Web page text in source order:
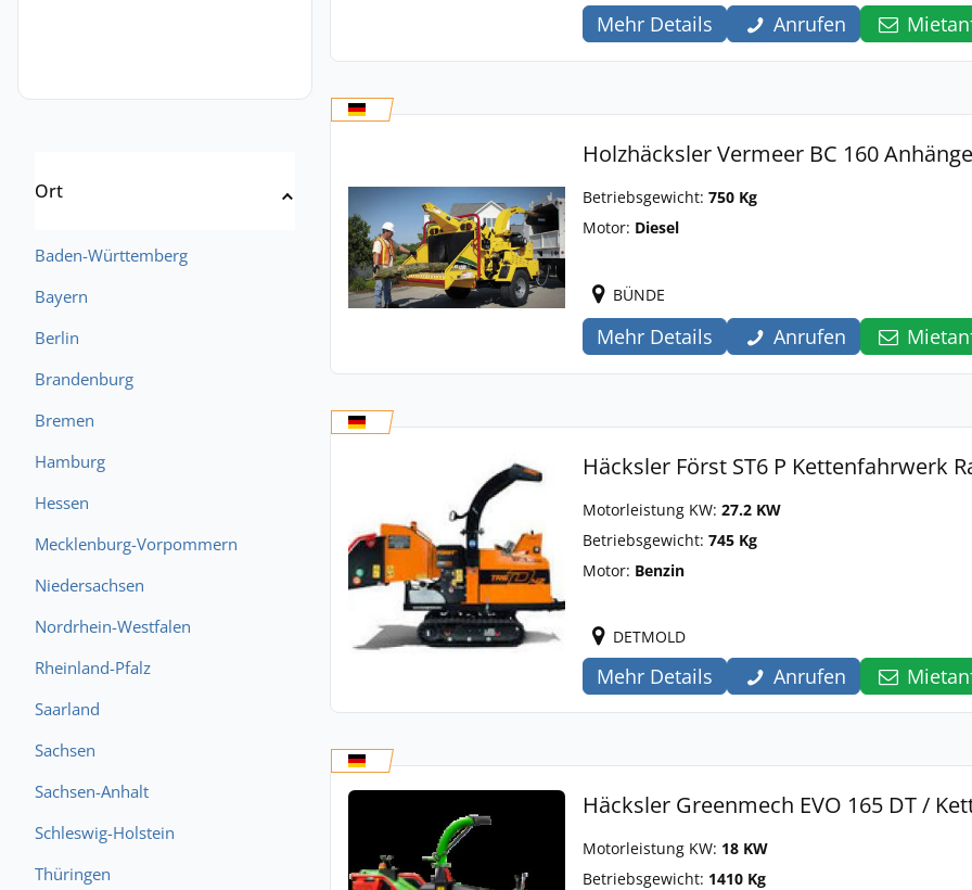
Ort
Baden-Württemberg
Bayern
Berlin
Brandenburg
Bremen
Hamburg
Hessen
Mecklenburg-Vorpommern
Niedersachsen
Nordrhein-Westfalen
Rheinland-Pfalz
Saarland
Sachsen
Sachsen-Anhalt
Schleswig-Holstein
Thüringen
Mehr Details Anrufen
Holzhäcksler Vermeer BC 160
Betriebsgewicht: 750 Kg
Motor: Diesel
BÜNDE
Mehr Details Anrufen
Häcksler Först ST6 P Kettenfahrwerk
Motorleistung KW: 27.2 KW
Betriebsgewicht: 745 Kg
Motor: Benzin
DETMOLD
Mehr Details Anrufen
Häcksler Greenmech EVO 165 DT /
Motorleistung KW: 18 KW
Betriebsgewicht: 1410 Kg